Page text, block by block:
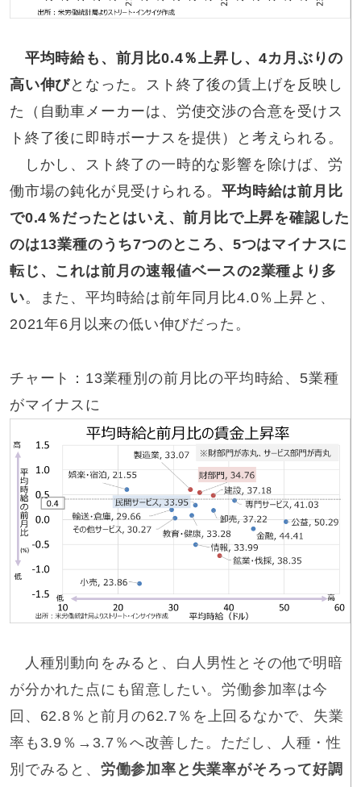
平均時給も、前月比0.4％上昇し、4カ月ぶりの
高い伸びとなった。スト終了後の賃上げを反映し
た（自動車メーカーは、労使交渉の合意を受けス
ト終了後に即時ボーナスを提供）と考えられる。
しかし、スト終了の一時的な影響を除けば、労
働市場の鈍化が見受けられる。平均時給は前月比
で0.4％だったとはいえ、前月比で上昇を確認した
のは13業種のうち7つのところ、5つはマイナスに
転じ、これは前月の速報値ベースの2業種より多
い。また、平均時給は前年同月比4.0％上昇と、
2021年6月以来の低い伸びだった。
チャート：13業種別の前月比の平均時給、5業種
がマイナスに
人種別動向をみると、白人男性とその他で明暗
が分かれた点にも留意したい。労働参加率は今
回、62.8％と前月の62.7％を上回るなかで、失業
率も3.9％→3.7％へ改善した。ただし、人種・性
別でみると、 労働参加率と失業率がそろって好調